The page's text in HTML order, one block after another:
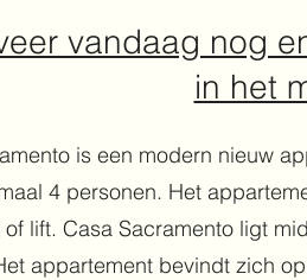
vandaag nog
in het
is een modern nieuw
4 personen. Het
lift. Casa Sacramento ligt
appartement bevindt zich